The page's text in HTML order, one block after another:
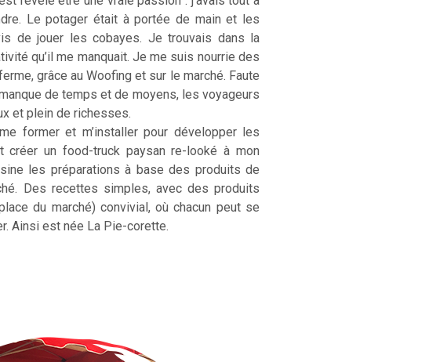
Le potager était à portée de main et les
de jouer les cobayes. Je trouvais dans la
qu’il me manquait. Je me suis nourrie des
grâce au Woofing et sur le marché. Faute
de temps et de moyens, les voyageurs
et plein de richesses.
former et m’installer pour développer les
créer un food-truck paysan re-looké à mon
les préparations à base des produits de
Des recettes simples, avec des produits
du marché) convivial, où chacun peut se
Ainsi est née La Pie-corette.